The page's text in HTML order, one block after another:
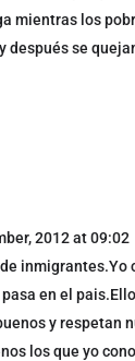
mientras los
después se
2012 at 09:02
inmigrantes.Yo
en el
y respetan
los que yo